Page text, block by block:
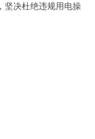
决杜绝违规用电操